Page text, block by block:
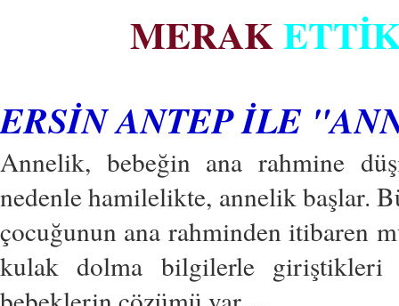
MERAK
ERSİN ANTEP İLE
Annelik, bebeğin ana rahmine
nedenle hamilelikte, annelik başlar.
çocuğunun ana rahminden itibaren
kulak dolma bilgilerle giriştikleri